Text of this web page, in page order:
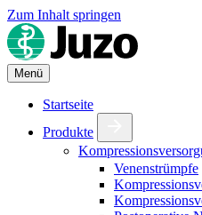
Zum Inhalt springen
Menü
Startseite
Produkte
Venenstrümpfe